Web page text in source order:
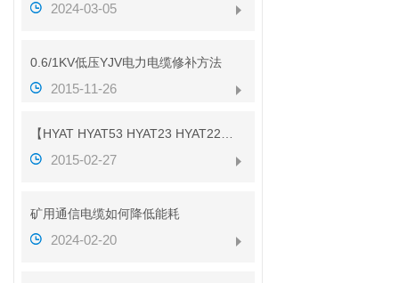
2024-03-05
0.6/1KV低压YJV电力电缆修补方法
2015-11-26
2015-02-27
矿用通信电缆如何降低能耗
2024-02-20